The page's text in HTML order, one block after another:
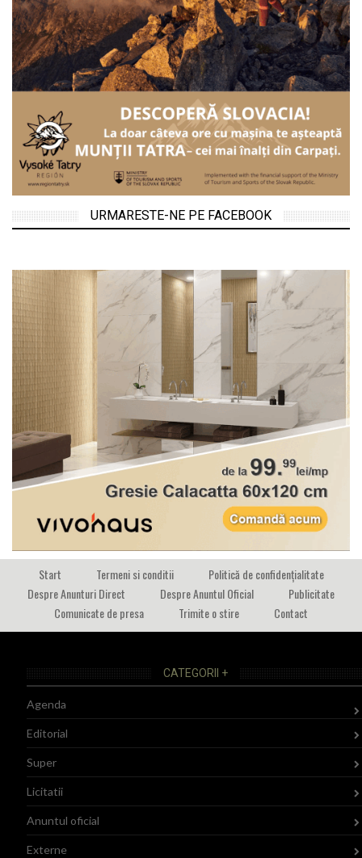
URMARESTE-NE PE FACEBOOK
Start Termeni si conditii
Politică de confidențialitate
Despre Anunturi Direct
Despre Anuntul Oficial
Publicitate
Comunicate de presa
Trimite o stire Contact
CATEGORII +
Agenda
Editorial
Super
Licitatii
Anuntul oficial
Externe